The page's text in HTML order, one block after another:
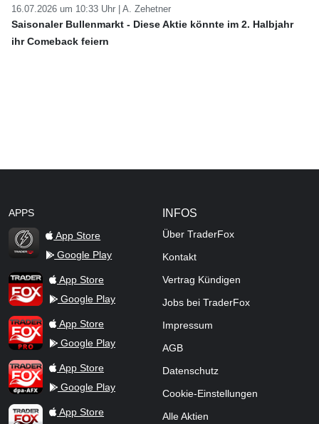
16.07.2026 um 10:33 Uhr | A. Zehetner
Saisonaler Bullenmarkt - Diese Aktie könnte im 2. Halbjahr
ihr Comeback feiern
APPS
TraderFox Flash
App Store
Google Play
TraderFox AppApp Store
Google Play
TraderFox ProApp Store
Google Play
TraderFox dpa-AFX ProFeed
App Store
Google Play
TraderFox Live Trading
App Store
INFOS
Über TraderFox
Kontakt
Vertrag Kündigen
Jobs bei TraderFox
Impressum
AGB
Datenschutz
Cookie-Einstellungen
Alle Aktien